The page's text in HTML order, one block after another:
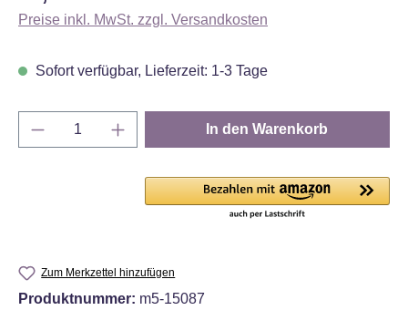
Preise inkl. MwSt. zzgl. Versandkosten
Sofort verfügbar, Lieferzeit: 1-3 Tage
Produkt Anzahl: Gib den gewünschten
In den Warenkorb
Zum Merkzettel hinzufügen
Produktnummer: m5-15087